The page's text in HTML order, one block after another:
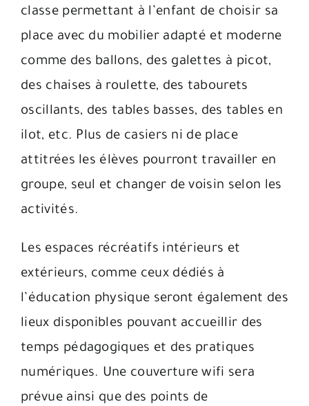
classe permettant à l’enfant de choisir sa
place avec du mobilier adapté et moderne
comme des ballons, des galettes à picot,
des chaises à roulette, des tabourets
oscillants, des tables basses, des tables en
ilot, etc. Plus de casiers ni de place
attitrées les élèves pourront travailler en
groupe, seul et changer de voisin selon les
activités.
Les espaces récréatifs intérieurs et
extérieurs, comme ceux dédiés à
l’éducation physique seront également des
lieux disponibles pouvant accueillir des
temps pédagogiques et des pratiques
numériques. Une couverture wifi sera
prévue ainsi que des points de